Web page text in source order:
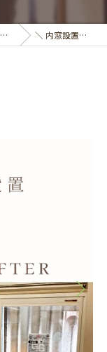
＼ 内窓設置するなら今です ／